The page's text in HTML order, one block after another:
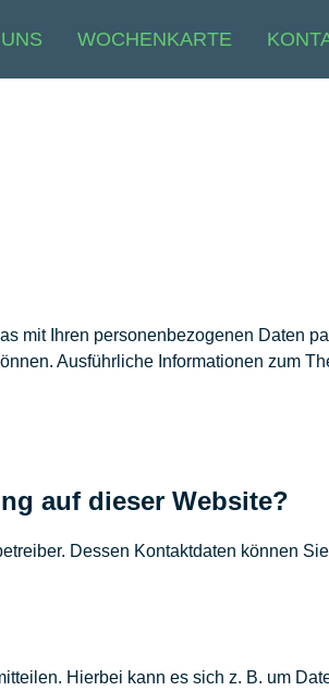
WOCHENKARTE
mit Ihren personenbezogenen Daten
Ausführliche Informationen zum
auf dieser Website?
Dessen Kontaktdaten können
Hierbei kann es sich z. B. um